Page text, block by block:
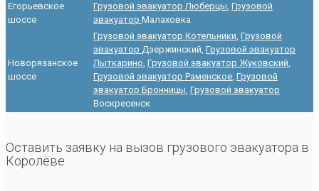
Егорьевское
шоссе
Грузовой эвакуатор Люберцы, Грузовой
эвакуатор Малаховка
Новорязанское
шоссе
Грузовой эвакуатор Котельники, Грузовой
эвакуатор Дзержинский, Грузовой эвакуатор
Лыткарино, Грузовой эвакуатор Жуковский,
Грузовой эвакуатор Раменское, Грузовой
эвакуатор Бронницы, Грузовой эвакуатор
Воскресенск
Оставить заявку на вызов грузового эвакуатора в
Королёве